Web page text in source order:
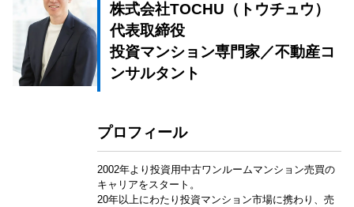
株式会社TOCHU（トウチュウ）
代表取締役
投資マンション専門家／不動産コ
ンサルタント
プロフィール
2002年より投資用中古ワンルームマンション売買の
キャリアをスタート。
20年以上にわたり投資マンション市場に携わり、売